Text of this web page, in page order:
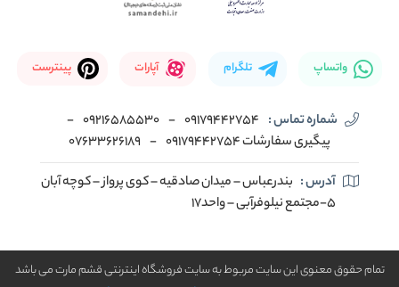
واتساپ تلگرام آپارات پینترست
شماره تماس : 09179442754
-
09216585530
-
پیگیری سفارشات 09179442754
-
07633626189
آدرس : بندرعباس – میدان صادقیه – کوی پرواز – کوچه آبان
5-مجتمع نیلوفرآبی – واحد17
تمام حقوق معنوی این سایت مربوط به سایت فروشگاه اینترنتی قشم مارت می باشد